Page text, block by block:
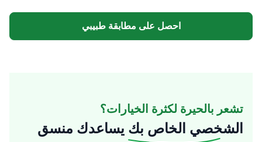
احصل على مطابقة طبيبي
تشعر بالحيرة لكثرة الخيارات؟
الشخصي الخاص بك يساعدك منسق